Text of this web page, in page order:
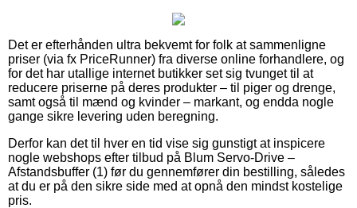
Det er efterhånden ultra bekvemt for folk at sammenligne
priser (via fx PriceRunner) fra diverse online forhandlere, og
for det har utallige internet butikker set sig tvunget til at
reducere priserne på deres produkter – til piger og drenge,
samt også til mænd og kvinder – markant, og endda nogle
gange sikre levering uden beregning.
Derfor kan det til hver en tid vise sig gunstigt at inspicere
nogle webshops efter tilbud på Blum Servo-Drive –
Afstandsbuffer (1) før du gennemfører din bestilling, således
at du er på den sikre side med at opnå den mindst kostelige
pris.